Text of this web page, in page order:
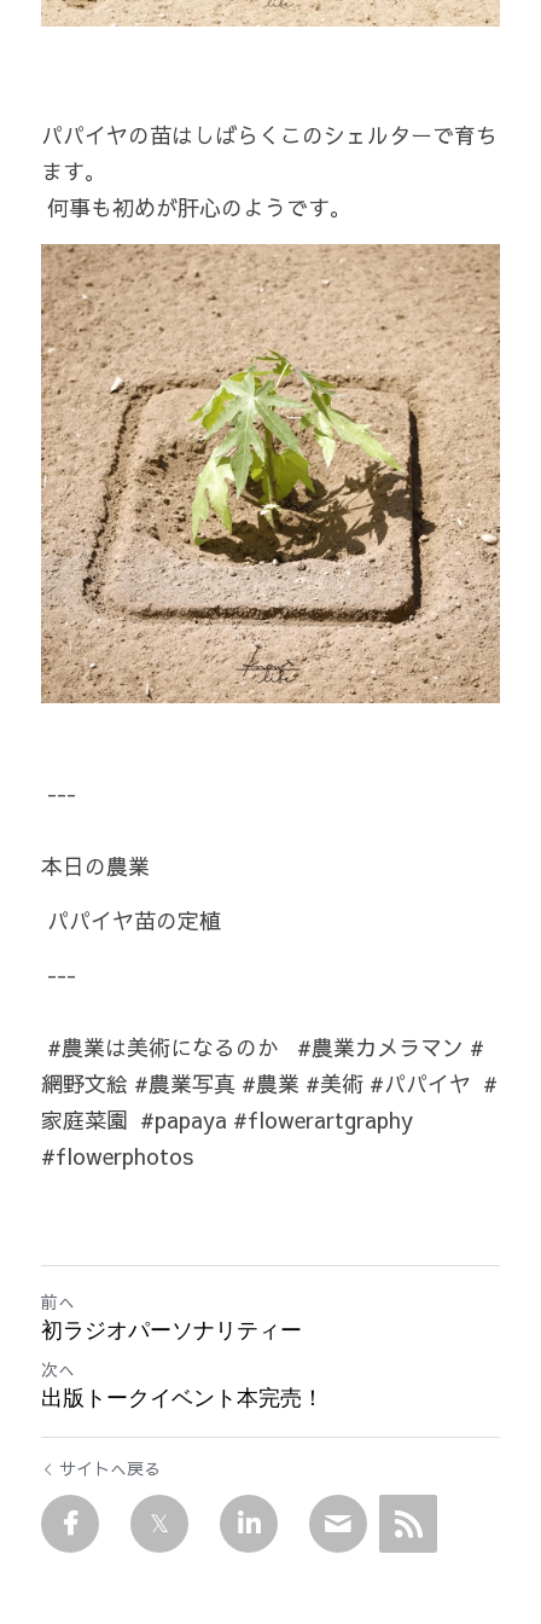
パパイヤの苗はしばらくこのシェルターで育ち
ます。
何事も初めが肝心のようです。
---
本日の農業
パパイヤ苗の定植
---
網野文絵 #農業写真 #農業 #美術 #パパイヤ  #
家庭菜園  #papaya #flowerartgraphy
#flowerphotos
前へ
初ラジオパーソナリティー
次へ
出版トークイベント本完売！
サイトへ戻る